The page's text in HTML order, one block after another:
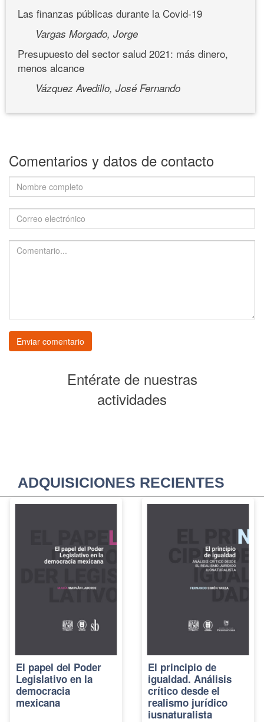
Las finanzas públicas durante la Covid-19
Vargas Morgado, Jorge
Presupuesto del sector salud 2021: más dinero,
menos alcance
Vázquez Avedillo, José Fernando
Comentarios y datos de contacto
Entérate de nuestras
actividades
ADQUISICIONES RECIENTES
El papel del Poder
Legislativo en la
democracia
mexicana
El principio de
igualdad. Análisis
crítico desde el
realismo jurídico
iusnaturalista